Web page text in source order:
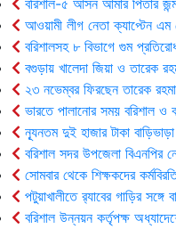
বরিশাল-৫ আসন আমার পিতার
আওয়ামী লীগ নেতা ক্যাপ্টেন এম
বরিশালসহ ৮ বিভাগে গুম
বগুড়ায় খালেদা জিয়া ও তারেক
২৩ নভেম্বর ফিরছেন তারেক
ভারতে পালানোর সময় ব‌রিশাল
ন্যূনতম দুই হাজার টাকা
বরিশাল সদর উপজেলা বিএনপির
সোমবার থেকে শিক্ষকদের
পটুয়াখালীতে র‍্যাবের গাড়ির
বরিশাল উন্নয়ন কর্তৃপক্ষ